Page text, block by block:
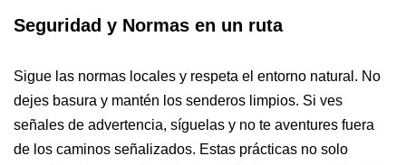
Seguridad y Normas en un ruta
Sigue las normas locales y respeta el entorno natural. No
dejes basura y mantén los senderos limpios. Si ves
señales de advertencia, síguelas y no te aventures fuera
de los caminos señalizados. Estas prácticas no solo